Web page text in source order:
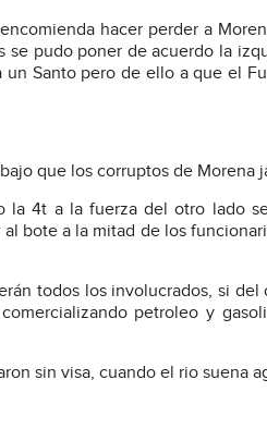
hacer perder a
pudo poner de acuerdo la
Santo pero de ello a que el
que los corruptos de Morena
la 4t a la fuerza del otro lado
bote a la mitad de los
todos los involucrados, si
petroleo y
sin visa, cuando el rio suena